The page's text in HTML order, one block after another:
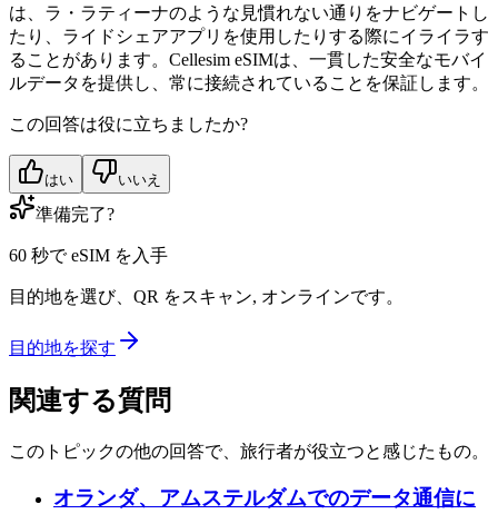
は、ラ・ラティーナのような見慣れない通りをナビゲートし
たり、ライドシェアアプリを使用したりする際にイライラす
ることがあります。Cellesim eSIMは、一貫した安全なモバイ
ルデータを提供し、常に接続されていることを保証します。
この回答は役に立ちましたか?
はい いいえ
準備完了?
60 秒で eSIM を入手
目的地を選び、QR をスキャン, オンラインです。
目的地を探す
関連する質問
このトピックの他の回答で、旅行者が役立つと感じたもの。
オランダ、アムステルダムでのデータ通信に